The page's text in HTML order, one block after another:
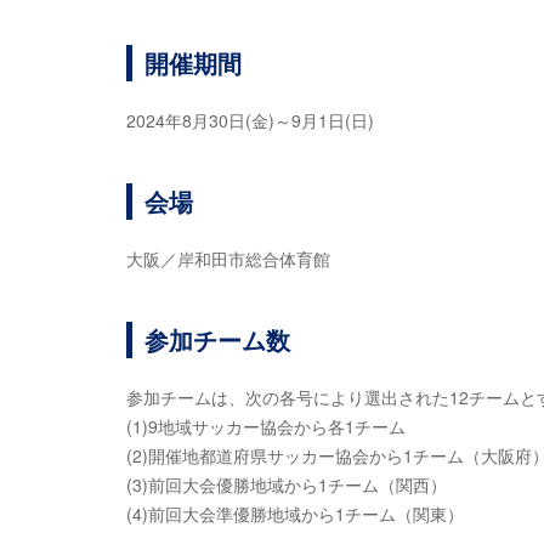
開催期間
2024年8月30日(金)～9月1日(日)
会場
大阪／岸和田市総合体育館
参加チーム数
参加チームは、次の各号により選出された12チームと
(1)9地域サッカー協会から各1チーム
(2)開催地都道府県サッカー協会から1チーム（大阪府）
(3)前回大会優勝地域から1チーム（関西）
(4)前回大会準優勝地域から1チーム（関東）